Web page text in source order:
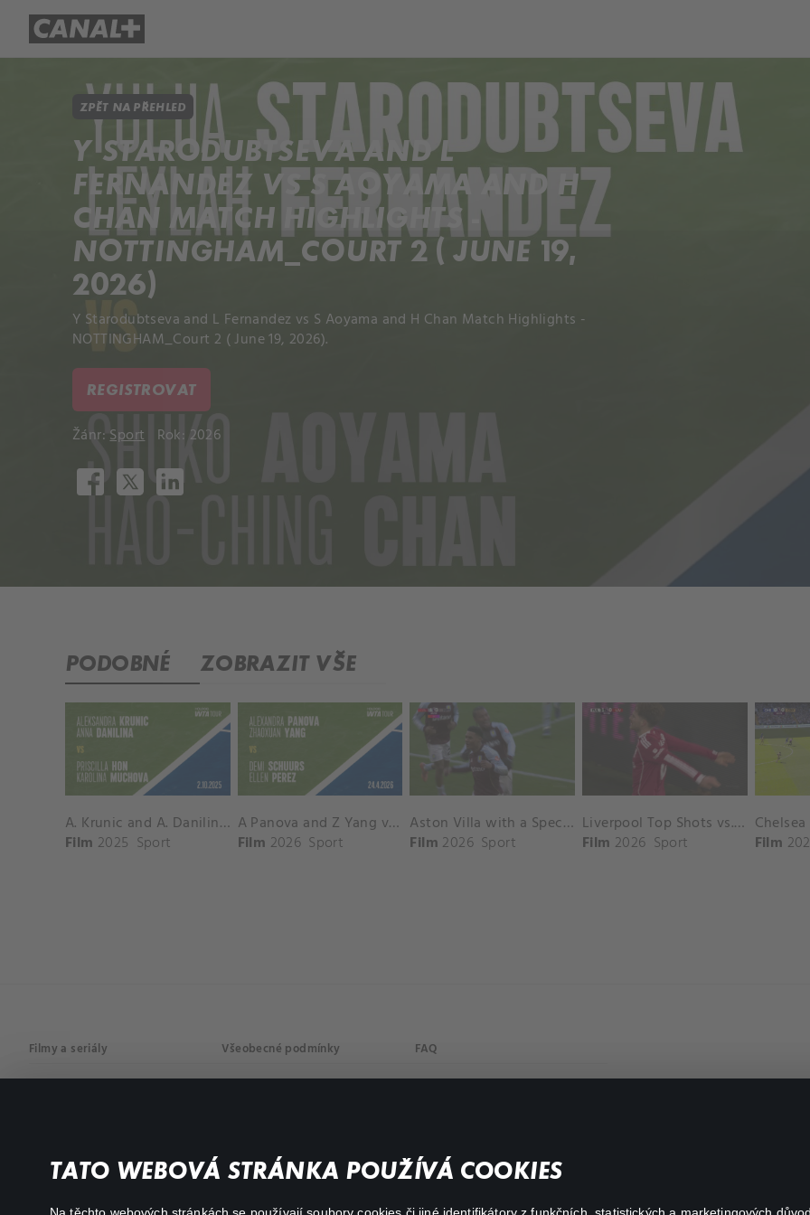
TATO WEBOVÁ STRÁNKA POUŽÍVÁ COOKIES
Na těchto webových stránkách se používají soubory cookies či jiné identifikátory z funkčních, statistických a marketingových
ZPĚT NA PŘEHLED
Y STARODUBTSEVA AND L
FERNANDEZ VS S AOYAMA AND H
CHAN MATCH HIGHLIGHTS -
NOTTINGHAM_COURT 2 ( JUNE 19,
2026)
Y Starodubtseva and L Fernandez vs S Aoyama and H Chan Match Highlights -
NOTTINGHAM_Court 2 ( June 19, 2026).
REGISTROVAT
Žánr:Sport Rok: 2026
PODOBNÉ ZOBRAZIT VŠE
A. Krunic and A. Danilina vs. P. Hon and K. Muchova Match Highlights - BEIJING_Capital Group Diamond ( October 02, 2025)
Film 2025 Sport
A Panova and Z Yang vs D Schuurs and E Perez Match Highlights - MADRID_Court 8 ( April 24, 2026)
Film 2026 Sport
Aston Villa with a Spectacular Goal vs. Nottingham Forest
Film 2026 Sport
Liverpool Top Shots vs. Fulham
Film 2026 Sport
Film
Filmy a seriály
Akční
Všeobecné podmínky FAQ